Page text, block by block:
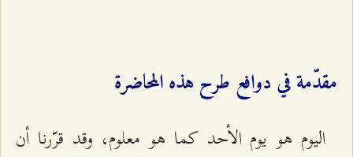
مقدّمة في دوافع طرح هذه المحاضرة
اليوم هو يوم الأحد كما هو معلوم، وقد قرّرنا أن